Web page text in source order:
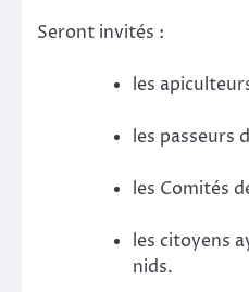
Seront invités :
les
les passeurs
les Comités
les citoyens
nids.